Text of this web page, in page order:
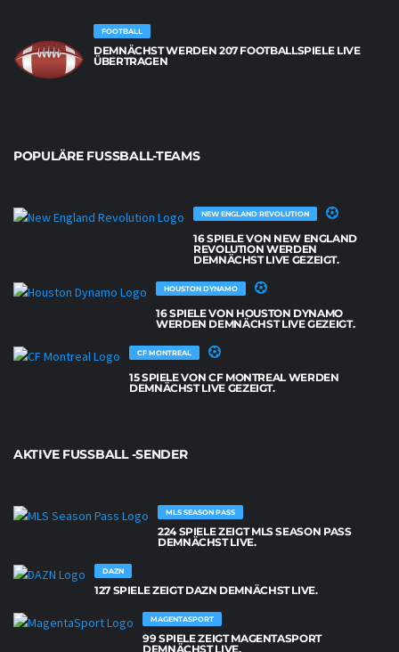
FOOTBALL
DEMNÄCHST WERDEN 207 FOOTBALLSPIELE LIVE
ÜBERTRAGEN
POPULÄRE FUSSBALL-TEAMS
NEW ENGLAND REVOLUTION
16 SPIELE VON NEW ENGLAND
REVOLUTION WERDEN
DEMNÄCHST LIVE GEZEIGT.
HOUSTON DYNAMO
16 SPIELE VON HOUSTON DYNAMO
WERDEN DEMNÄCHST LIVE GEZEIGT.
CF MONTREAL
15 SPIELE VON CF MONTREAL WERDEN
DEMNÄCHST LIVE GEZEIGT.
AKTIVE FUSSBALL -SENDER
MLS SEASON PASS
224 SPIELE ZEIGT MLS SEASON PASS
DEMNÄCHST LIVE.
DAZN
127 SPIELE ZEIGT DAZN DEMNÄCHST LIVE.
MAGENTASPORT
99 SPIELE ZEIGT MAGENTASPORT
DEMNÄCHST LIVE.